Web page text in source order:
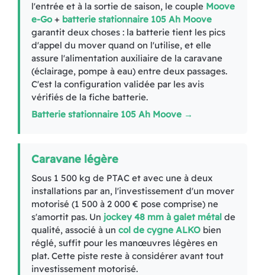
l'entrée et à la sortie de saison, le couple Moove
e-Go+ batterie stationnaire 105 Ah Moove
garantit deux choses : la batterie tient les pics
d'appel du mover quand on l'utilise, et elle
assure l'alimentation auxiliaire de la caravane
(éclairage, pompe à eau) entre deux passages.
C'est la configuration validée par les avis
vérifiés de la fiche batterie.
Batterie stationnaire 105 Ah Moove →
Caravane légère
Sous 1 500 kg de PTAC et avec une à deux
installations par an, l'investissement d'un mover
motorisé (1 500 à 2 000 € pose comprise) ne
s'amortit pas. Un jockey 48 mm à galet métal de
qualité, associé à uncol de cygne ALKO bien
réglé, suffit pour les manœuvres légères en
plat. Cette piste reste à considérer avant tout
investissement motorisé.